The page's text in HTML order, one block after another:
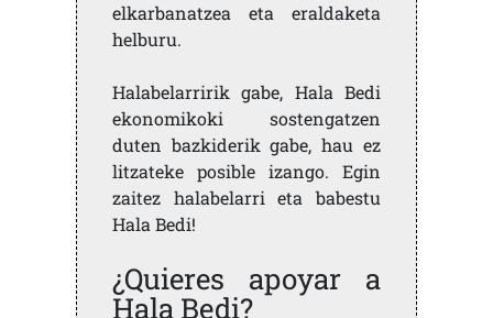
elkarbanatzea eta eraldaketa
helburu.
Halabelarririk gabe, Hala Bedi
ekonomikoki sostengatzen
duten bazkiderik gabe, hau ez
litzateke posible izango. Egin
zaitez halabelarri eta babestu
Hala Bedi!
¿Quieres apoyar a
Hala Bedi?